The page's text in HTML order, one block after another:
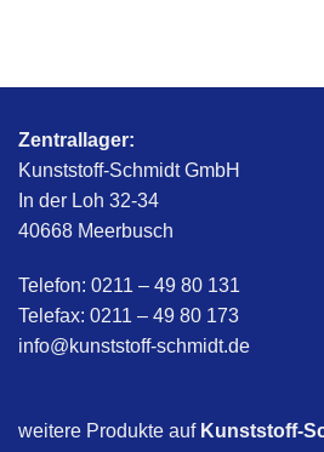
Zentrallager:
Kunststoff-Schmidt GmbH
In der Loh 32-34
40668 Meerbusch
Telefon: 0211 – 49 80 131
Telefax: 0211 – 49 80 173
info@kunststoff-schmidt.de
weitere Produkte auf Kunststoff-